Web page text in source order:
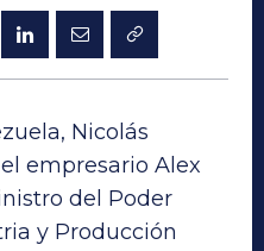
Nicolás
empresario Alex
del Poder
y Producción